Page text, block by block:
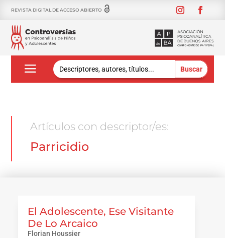
REVISTA DIGITAL DE ACCESO ABIERTO
Buscar:
Artículos con descriptor/es:
Parricidio
El Adolescente, Ese Visitante
De Lo Arcaico
Florian Houssier